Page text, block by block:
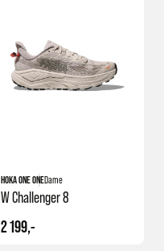
HOKA ONE ONEDame
W Challenger 8
2 199,-